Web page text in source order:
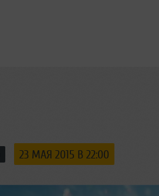
23 МАЯ 2015 В 22:00